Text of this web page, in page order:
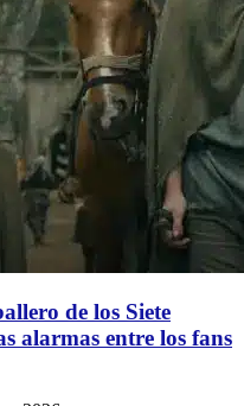
de los Siete
alarmas entre los fans